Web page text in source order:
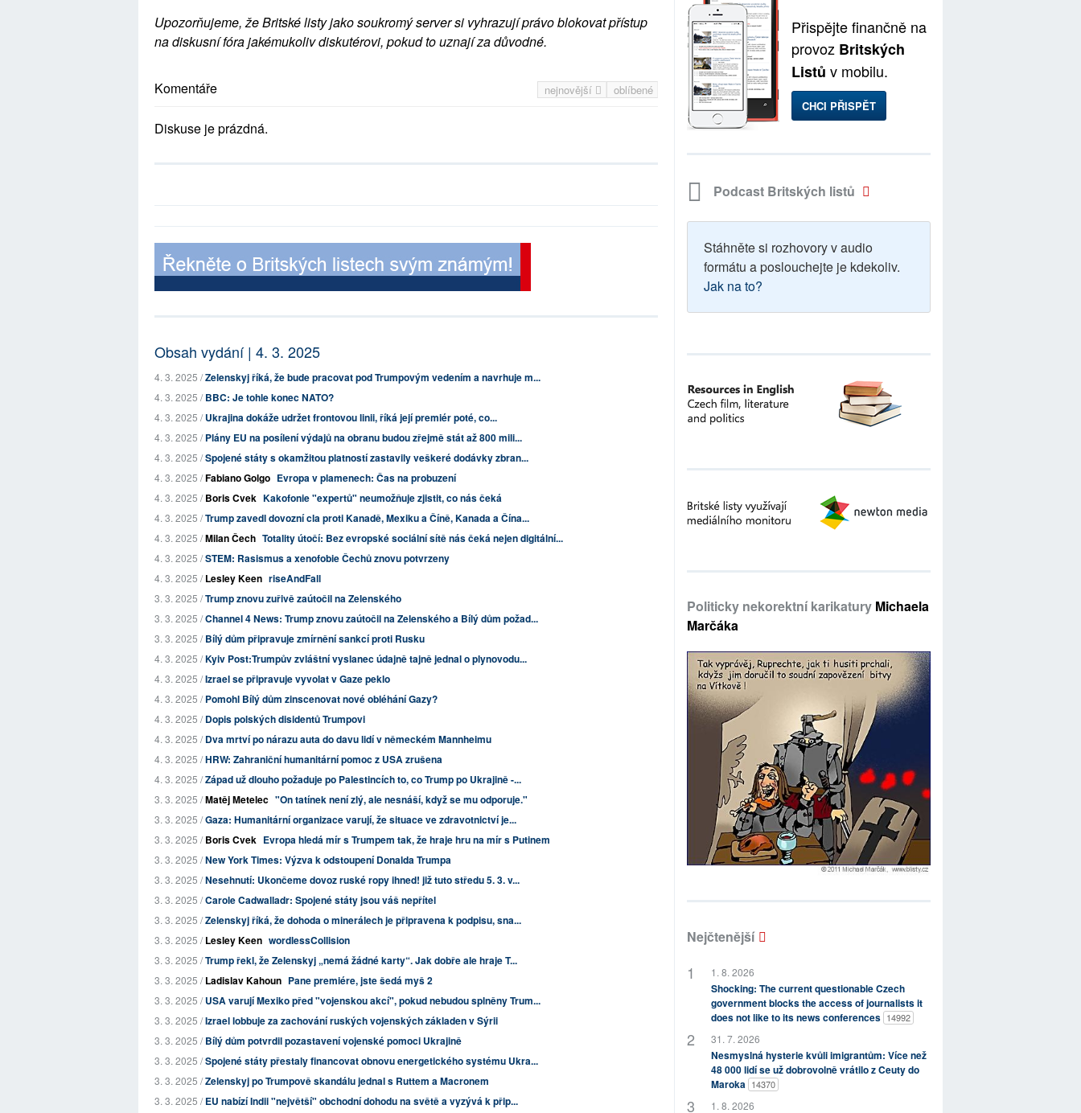
Upozorňujeme, že Britské listy jako soukromý server si vyhrazují právo blokovat přístup
na diskusní fóra jakémukoliv diskutérovi, pokud to uznají za důvodné.
nejnovější oblíbené
Komentáře
Diskuse je prázdná.
Obsah vydání | 4. 3. 2025
4. 3. 2025 /Zelenskyj říká, že bude pracovat pod Trumpovým vedením a navrhuje m...
4. 3. 2025 /BBC: Je tohle konec NATO?
4. 3. 2025 /Ukrajina dokáže udržet frontovou linii, říká její premiér poté, co...
4. 3. 2025 /Plány EU na posílení výdajů na obranu budou zřejmě stát až 800 mili...
4. 3. 2025 /Spojené státy s okamžitou platností zastavily veškeré dodávky zbran...
4. 3. 2025 /Fabiano Golgo Evropa v plamenech: Čas na probuzení
4. 3. 2025 /Boris Cvek Kakofonie "expertů" neumožňuje zjistit, co nás čeká
4. 3. 2025 /Trump zavedl dovozní cla proti Kanadě, Mexiku a Číně, Kanada a Čína...
4. 3. 2025 /Milan Čech Totality útočí: Bez evropské sociální sítě nás čeká nejen digitální...
4. 3. 2025 /STEM: Rasismus a xenofobie Čechů znovu potvrzeny
4. 3. 2025 /Lesley Keen riseAndFall
3. 3. 2025 /Trump znovu zuřivě zaútočil na Zelenského
3. 3. 2025 /Channel 4 News: Trump znovu zaútočil na Zelenského a Bílý dům požad...
3. 3. 2025 /Bílý dům připravuje zmírnění sankcí proti Rusku
4. 3. 2025 /Kyiv Post:Trumpův zvláštní vyslanec údajně tajně jednal o plynovodu...
4. 3. 2025 /Izrael se připravuje vyvolat v Gaze peklo
4. 3. 2025 /Pomohl Bílý dům zinscenovat nové obléhání Gazy?
4. 3. 2025 /Dopis polských disidentů Trumpovi
4. 3. 2025 /Dva mrtví po nárazu auta do davu lidí v německém Mannheimu
4. 3. 2025 /HRW: Zahraniční humanitární pomoc z USA zrušena
4. 3. 2025 /Západ už dlouho požaduje po Palestincích to, co Trump po Ukrajině -...
3. 3. 2025 /Matěj Metelec "On tatínek není zlý, ale nesnáší, když se mu odporuje."
3. 3. 2025 /Gaza: Humanitární organizace varují, že situace ve zdravotnictví je...
3. 3. 2025 /Boris Cvek Evropa hledá mír s Trumpem tak, že hraje hru na mír s Putinem
3. 3. 2025 /New York Times: Výzva k odstoupení Donalda Trumpa
3. 3. 2025 /Nesehnutí: Ukončeme dovoz ruské ropy ihned! již tuto středu 5. 3. v...
3. 3. 2025 /Carole Cadwalladr: Spojené státy jsou váš nepřítel
3. 3. 2025 /Zelenskyj říká, že dohoda o minerálech je připravena k podpisu, sna...
3. 3. 2025 /Lesley Keen wordlessCollision
3. 3. 2025 /Trump řekl, že Zelenskyj „nemá žádné karty“. Jak dobře ale hraje T...
3. 3. 2025 /Ladislav Kahoun Pane premiére, jste šedá myš 2
3. 3. 2025 /USA varují Mexiko před "vojenskou akcí", pokud nebudou splněny Trum...
3. 3. 2025 /Izrael lobbuje za zachování ruských vojenských základen v Sýrii
3. 3. 2025 /Bílý dům potvrdil pozastavení vojenské pomoci Ukrajině
3. 3. 2025 /Spojené státy přestaly financovat obnovu energetického systému Ukra...
3. 3. 2025 /Zelenskyj po Trumpově skandálu jednal s Ruttem a Macronem
3. 3. 2025 /EU nabízí Indii "největší" obchodní dohodu na světě a vyzývá k přip...
Přispějte finančně na
provoz Britských
Listů v mobilu.
CHCI PŘISPĚT
Podcast Britských listů
Stáhněte si rozhovory v audio
formátu a poslouchejte je kdekoliv.
Jak na to?
Politicky nekorektní karikatury Michaela
Marčáka
Nejčtenější
1. 8. 2026
Shocking: The current questionable Czech
government blocks the access of journalists it
does not like to its news conferences 14992
31. 7. 2026
Nesmyslná hysterie kvůli imigrantům: Více než
48 000 lidí se už dobrovolně vrátilo z Ceuty do
Maroka 14370
1. 8. 2026